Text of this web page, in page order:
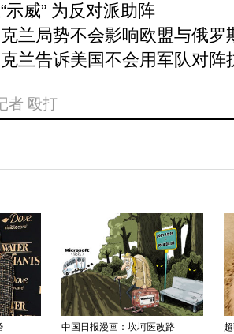
示威” 为反对派助阵
兰局势不会影响欧盟与俄罗
兰告诉美国不会用军队对阵
者 殴打
中国日报漫画：坎坷医改路